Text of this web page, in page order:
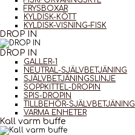
FRYSBOXAR
KYLDISK-KÖTT
KYLDISK-VISNING-FISK
DROP IN
DROP IN
GALLER-1
NEUTRAL-SJÄLVBETJÄNING
SJÄLVBETJÄNINGSLINJE
SOPPKITTEL-DROPIN
SPIS-DROPIN
TILLBEHÖR-SJÄLVBETJÄNING
VARMA ENHETER
Kall varm buffe